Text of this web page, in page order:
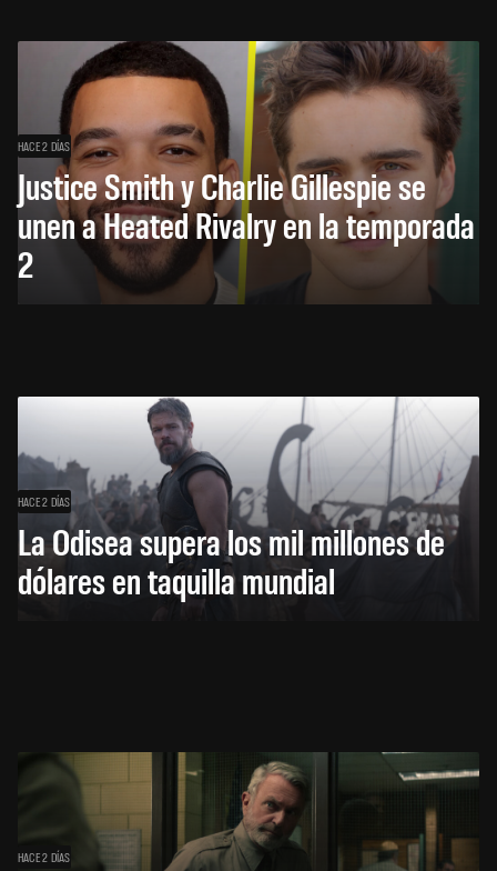
HACE 2 DÍAS
Justice Smith y Charlie Gillespie se
unen a Heated Rivalry en la temporada
2
HACE 2 DÍAS
La Odisea supera los mil millones de
dólares en taquilla mundial
HACE 2 DÍAS